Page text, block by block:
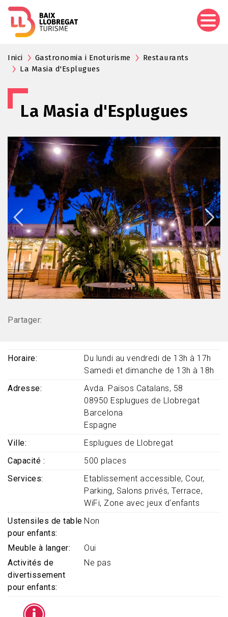
Inici Gastronomia i Enoturisme
Restaurants
La Masia d'Esplugues
La Masia d'Esplugues
Partager:
Horaire
Du lundi au vendredi de 13h à 17h
Samedi et dimanche de 13h à 18h
Adresse
Avda. Països Catalans, 58
08950 Esplugues de Llobregat
Barcelona
Espagne
Ville
Esplugues de Llobregat
Capacité
500 places
Services
Etablissement accessible Cour
Parking Salons privés Terrace
WiFi Zone avec jeux d'enfants
Ustensiles de table
pour enfants
Non
Meuble à langer
Oui
Activités de
divertissement
pour enfants
Ne pas